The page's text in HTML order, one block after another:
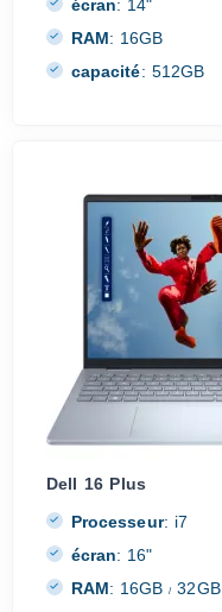
écran: 14"
RAM: 16GB
capacité: 512GB
Dell 16 Plus
Processeur: i7
écran: 16"
RAM: 16GB/ 32GB